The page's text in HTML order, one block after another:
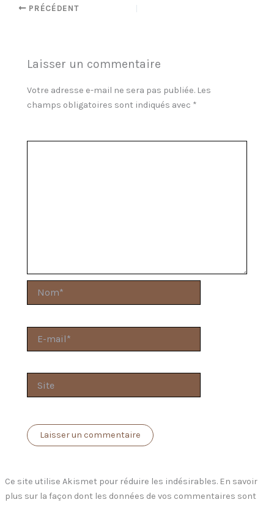
PRÉCÉDENT
Laisser un commentaire
Votre adresse e-mail ne sera pas publiée. Les
champs obligatoires sont indiqués avec *
mail*
Ce site utilise Akismet pour réduire les indésirables. En savoir
plus sur la façon dont les données de vos commentaires sont